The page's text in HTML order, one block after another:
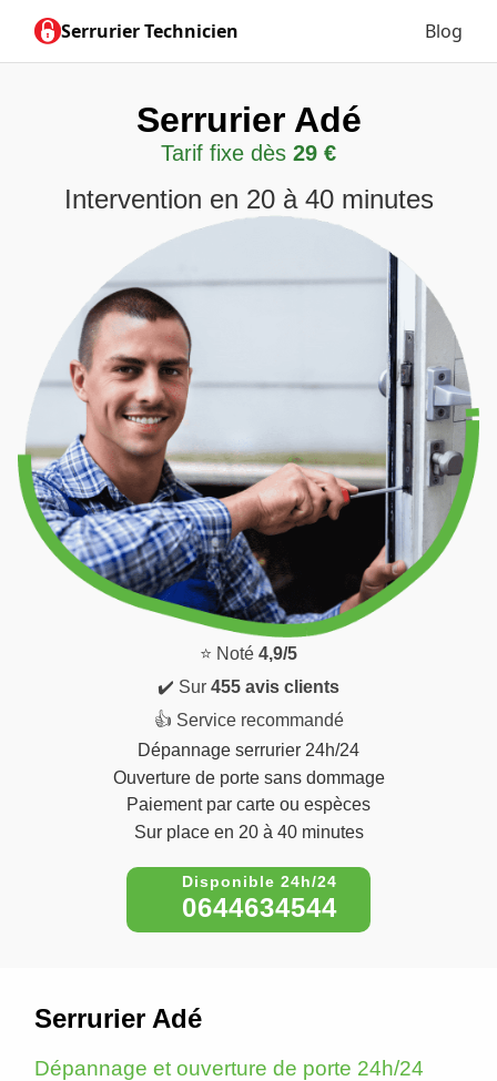
Serrurier Technicien Blog
Serrurier Adé
Tarif fixe dès 29 €
Intervention en 20 à 40 minutes
⭐ Noté 4,9/5
✔️ Sur 455 avis clients
👍 Service recommandé
Dépannage serrurier 24h/24
Ouverture de porte sans dommage
Paiement par carte ou espèces
Sur place en 20 à 40 minutes
0644634544
Serrurier Adé
Dépannage et ouverture de porte 24h/24